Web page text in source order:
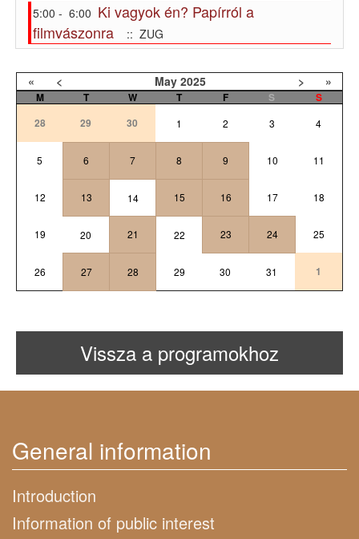
5:00 - 6:00 Ki vagyok én? Papírról a
filmvászonra
:: ZUG
« < May 2025 > »
M T W T F S
S
28
29 30 1 2 3 4
5 6 7 8 9 10 11
12 13 14 15 16 17 18
19 20 21 22 23 24 25
26 27 28 29 30 31 1
Vissza a programokhoz
General information
Introduction
Information of public interest